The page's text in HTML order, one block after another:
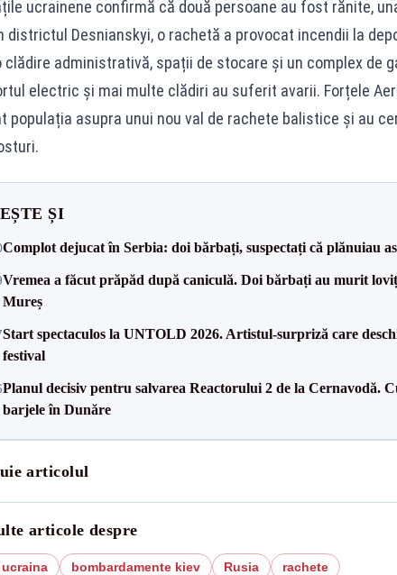
ucrainene confirmă că două persoane au fost rănite,
districtul Desnianskyi, o rachetă a provocat incendii la
clădire administrativă, spații de stocare și un complex de
electric și mai multe clădiri au suferit avarii. Forțele
populația asupra unui nou val de rachete balistice și au
ȘI
Complot dejucat în Serbia: doi bărbați, suspectați că plănuiau
Vremea a făcut prăpăd după caniculă. Doi bărbați au murit
Mureș
Start spectaculos la UNTOLD 2026. Artistul-surpriză care
festival
Planul decisiv pentru salvarea Reactorului 2 de la Cernavodă.
barjele în Dunăre
articolul
articole despre
bombardamente kiev Rusia rachete